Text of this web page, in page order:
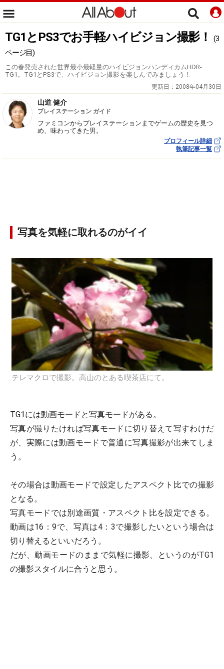
TG1とPS3でお手軽ハイビジョン撮影！
(3
ページ目)
この春発売された世界最小最軽量のハイビジョンハンディカムHDR-
TG1。TG1とPS3で、ハイビジョン撮影を楽しんでみましょう！
更新日： 2008年04月30日
山道 健介
プレイステーション ガイド
ファミコンからプレイステーションまでゲームの歴史を見つ
め、味わってきた男。
プロフィール詳細
執筆記事一覧
写真を気軽に取れるのがイイ
テレマクロで撮影。高山のとある喫茶店にて。
TG1には動画モードと写真モードがある。
写真が撮りたければ写真モードに切り替えて写すわけだ
が、実際には動画モードで普通に写真撮影が出来てしま
う。
その場合は動画モードで設定したアスペクト比での撮影
となる。
写真モードでは別途画質・アスペクト比を設定できる。
動画は16：9で、写真は4：3で撮影したいという場合は
切り替えるといいだろう。
だが、動画モードのままで気軽に撮影、というのがTG1
の撮影スタイルに合うと思う。